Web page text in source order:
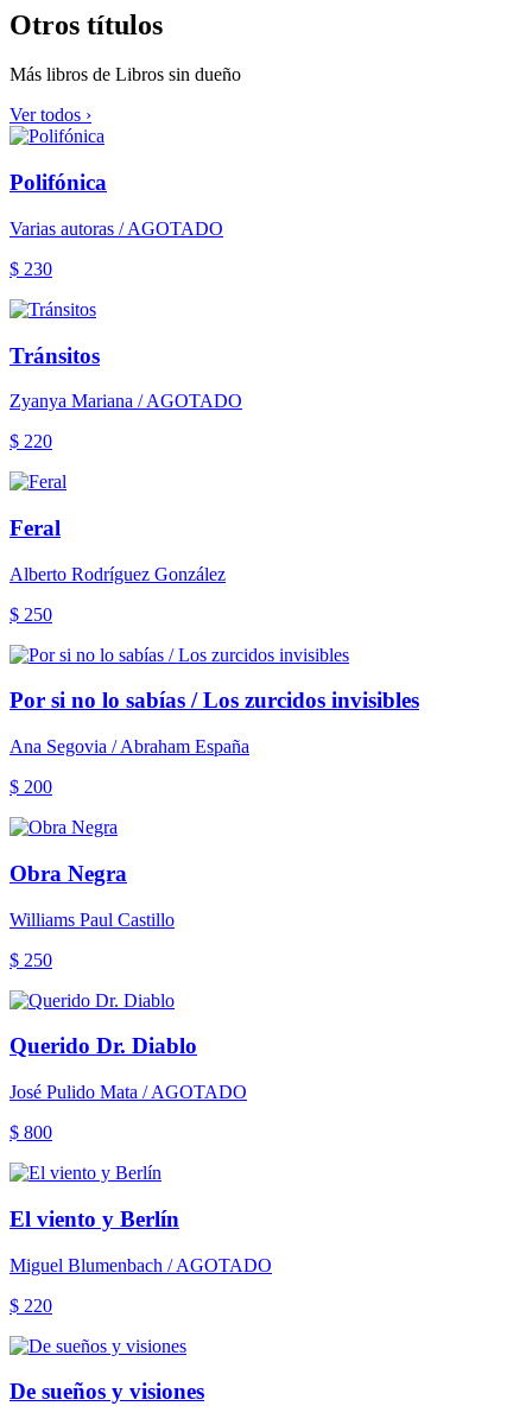
Otros títulos
Más libros de Libros sin dueño
Ver todos ›
Polifónica
Varias autoras / AGOTADO
$ 230
Tránsitos
Zyanya Mariana / AGOTADO
$ 220
Feral
Alberto Rodríguez González
$ 250
Por si no lo sabías / Los zurcidos invisibles
Ana Segovia / Abraham España
$ 200
Obra Negra
Williams Paul Castillo
$ 250
Querido Dr. Diablo
José Pulido Mata / AGOTADO
$ 800
El viento y Berlín
Miguel Blumenbach / AGOTADO
$ 220
De sueños y visiones